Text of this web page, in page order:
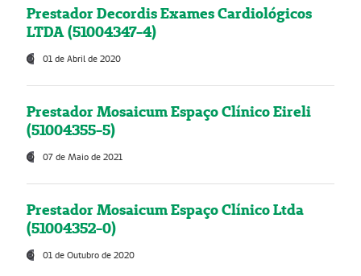
Prestador Decordis Exames Cardiológicos
LTDA (51004347-4)
01 de Abril de 2020
Prestador Mosaicum Espaço Clínico Eireli
(51004355-5)
07 de Maio de 2021
Prestador Mosaicum Espaço Clínico Ltda
(51004352-0)
01 de Outubro de 2020